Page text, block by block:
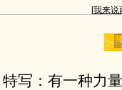
[我来说
写：有一种力